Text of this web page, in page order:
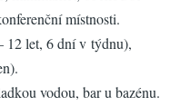
místnosti.
12 let, 6 dní v týdnu),
vodou, bar u bazénu.